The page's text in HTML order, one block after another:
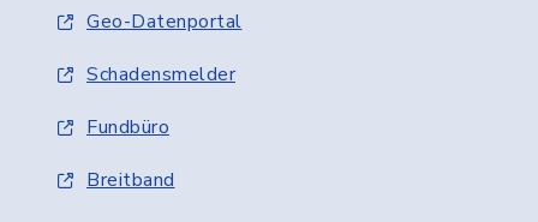
Geo-Datenportal
Schadensmelder
Fundbüro
Breitband